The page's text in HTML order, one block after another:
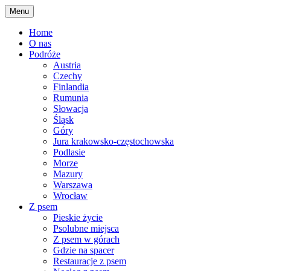
Skip
to
content
Menu
Home
O nas
Podróże
Austria
Czechy
Finlandia
Rumunia
Słowacja
Śląsk
Góry
Jura krakowsko-częstochowska
Podlasie
Morze
Mazury
Warszawa
Wrocław
Z psem
Pieskie życie
Psolubne miejsca
Z psem w górach
Gdzie na spacer
Restauracje z psem